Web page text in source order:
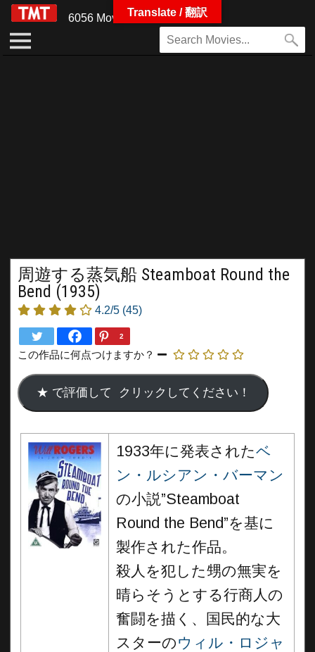
6056 Movies
周遊する蒸気船 Steamboat Round the
Bend (1935)
4.2/5 (45)
2
この作品に何点つけますか？
1933年に発表されたベ
ン・ルシアン・バーマン
の小説”Steamboat
Round the Bend”を基に
製作された作品。
殺人を犯した甥の無実を
晴らそうとする行商人の
奮闘を描く、国民的な大
スターのウィル・ロジャ
Translate / 翻訳